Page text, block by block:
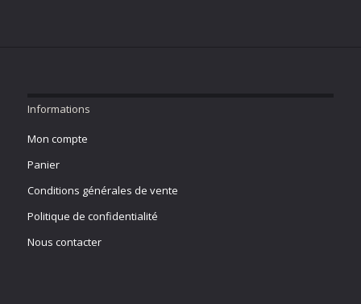
Informations
Mon compte
Panier
Conditions générales de vente
Politique de confidentialité
Nous contacter